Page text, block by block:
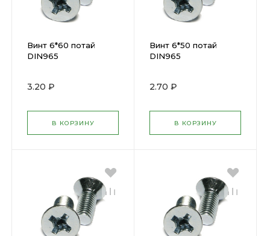
Винт 6*60 потай
DIN965
3.20 ₽
В КОРЗИНУ
Винт 6*50 потай
DIN965
2.70 ₽
В КОРЗИНУ